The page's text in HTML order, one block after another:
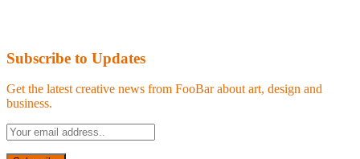
Subscribe to Updates
Get the latest creative news from FooBar about art, design and
business.